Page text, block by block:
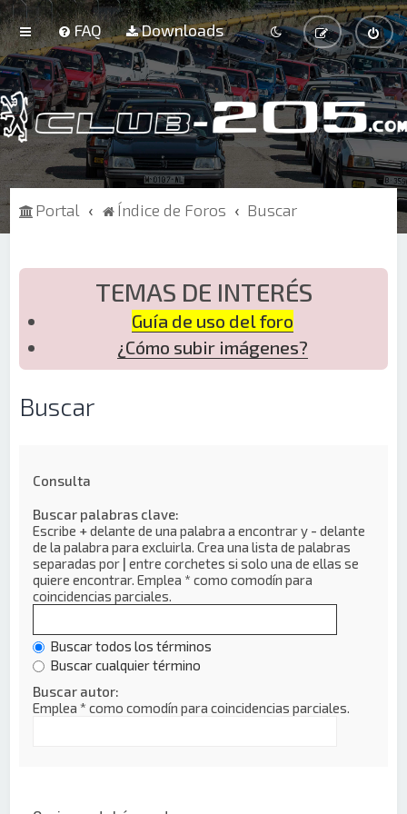
FAQ Downloads
Portal Índice de Foros Buscar
TEMAS DE INTERÉS
Guía de uso del foro
¿Cómo subir imágenes?
Buscar
Consulta
Buscar palabras clave:
Escribe +delante de una palabra a encontrar y - delante
de la palabra para excluirla. Crea una lista de palabras
separadas por | entre corchetes si solo una de ellas se
quiere encontrar. Emplea * como comodín para
coincidencias parciales.
Buscar todos los términos
Buscar cualquier término
Buscar autor:
Emplea * como comodín para coincidencias parciales.